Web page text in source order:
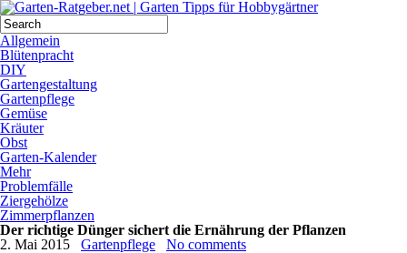
Allgemein
Blütenpracht
DIY
Gartengestaltung
Gartenpflege
Gemüse
Kräuter
Obst
Garten-Kalender
Mehr
Problemfälle
Ziergehölze
Zimmerpflanzen
Der richtige Dünger sichert die Ernährung der Pflanzen
2. Mai 2015
Gartenpflege
No comments